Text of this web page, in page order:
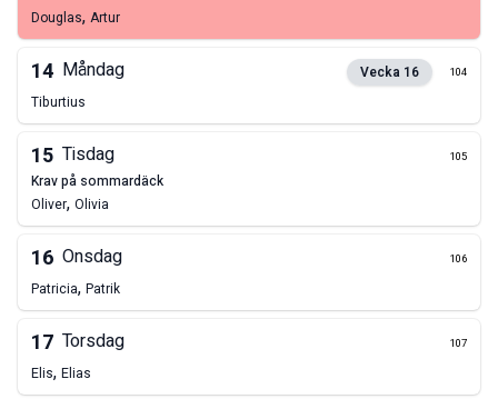
Douglas, Artur
14 Måndag Vecka 16 104
Tiburtius
15 Tisdag 105
krav på sommardäck
Oliver, Olivia
16 Onsdag 106
Patricia, Patrik
17 Torsdag 107
Elis, Elias